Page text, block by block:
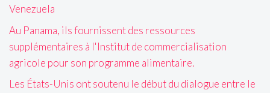
Venezuela
Au Panama, ils fournissent des ressources
supplémentaires à l'Institut de commercialisation
agricole pour son programme alimentaire.
Les États-Unis ont soutenu le début du dialogue entre le